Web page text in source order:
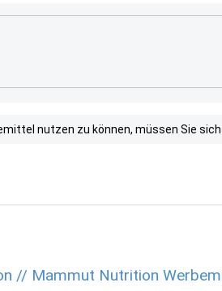
nutzen zu können, müssen Sie
// Mammut Nutrition